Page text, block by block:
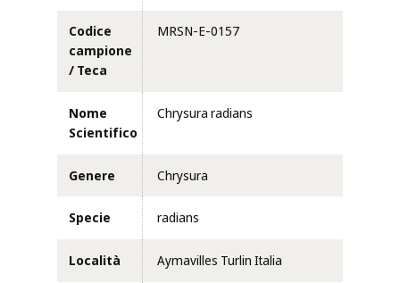
Codice
campione
/ Teca
MRSN-E-0157
Nome
Scientifico
Chrysura radians
Genere Chrysura
Specie radians
Località Aymavilles Turlin Italia